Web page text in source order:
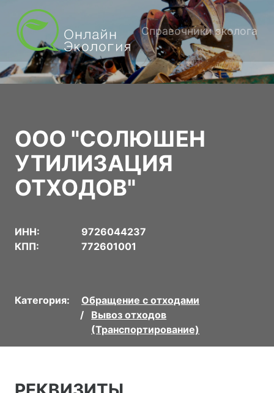
Справочники эколога
ООО "СОЛЮШЕН
УТИЛИЗАЦИЯ
ОТХОДОВ"
ИНН:
9726044237
КПП:
772601001
Категория:
Обращение с отходами
Вывоз отходов
(Транспортирование)